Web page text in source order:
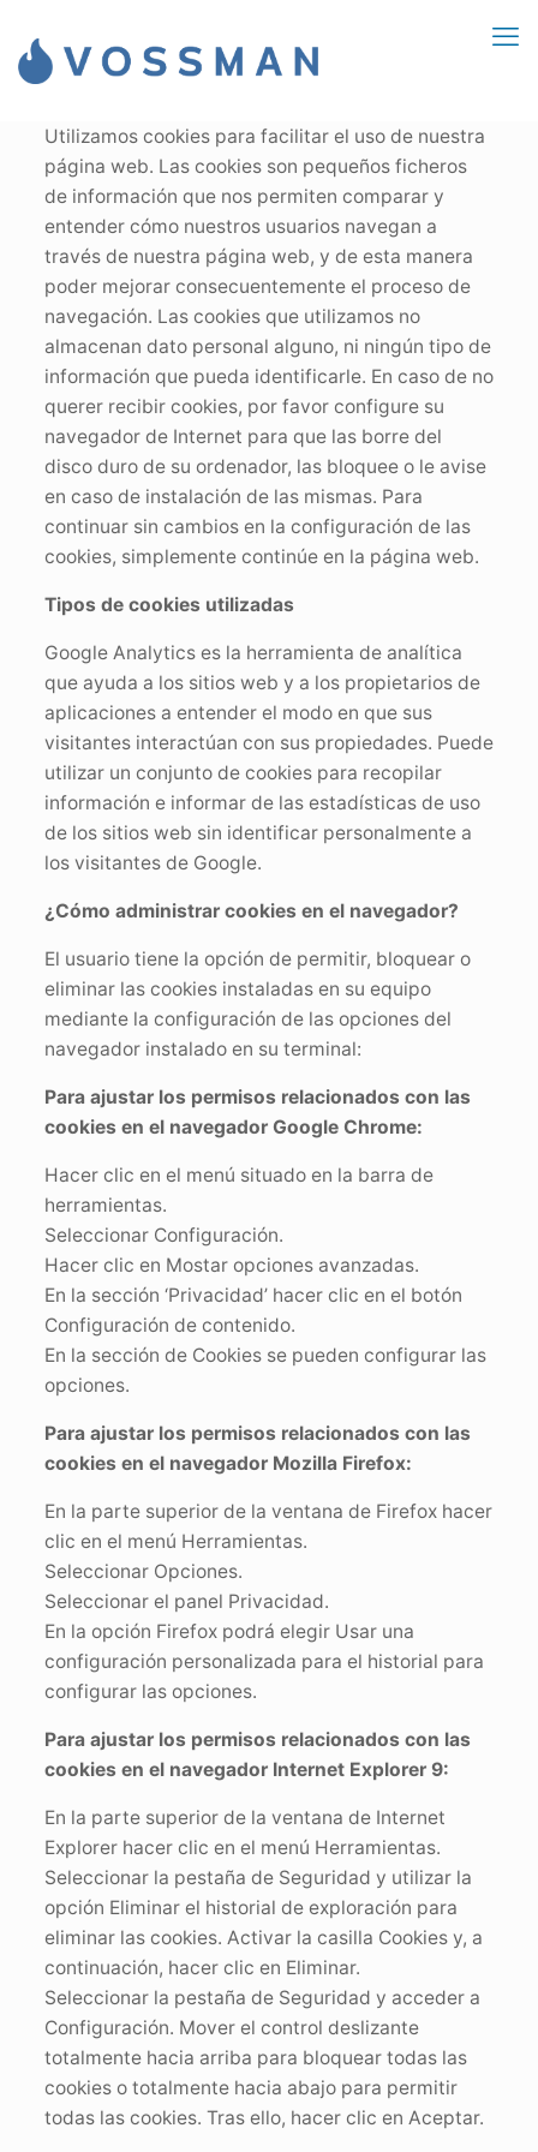
Utilizamos cookies para facilitar el uso de nuestra
página web. Las cookies son pequeños ficheros
de información que nos permiten comparar y
entender cómo nuestros usuarios navegan a
través de nuestra página web, y de esta manera
poder mejorar consecuentemente el proceso de
navegación. Las cookies que utilizamos no
almacenan dato personal alguno, ni ningún tipo de
información que pueda identificarle. En caso de no
querer recibir cookies, por favor configure su
navegador de Internet para que las borre del
disco duro de su ordenador, las bloquee o le avise
en caso de instalación de las mismas. Para
continuar sin cambios en la configuración de las
cookies, simplemente continúe en la página web.
Tipos de cookies utilizadas
Google Analytics es la herramienta de analítica
que ayuda a los sitios web y a los propietarios de
aplicaciones a entender el modo en que sus
visitantes interactúan con sus propiedades. Puede
utilizar un conjunto de cookies para recopilar
información e informar de las estadísticas de uso
de los sitios web sin identificar personalmente a
los visitantes de Google.
¿Cómo administrar cookies en el navegador?
El usuario tiene la opción de permitir, bloquear o
eliminar las cookies instaladas en su equipo
mediante la configuración de las opciones del
navegador instalado en su terminal:
Para ajustar los permisos relacionados con las
cookies en el navegador Google Chrome:
Hacer clic en el menú situado en la barra de
herramientas.
Seleccionar Configuración.
Hacer clic en Mostar opciones avanzadas.
En la sección ‘Privacidad’ hacer clic en el botón
Configuración de contenido.
En la sección de Cookies se pueden configurar las
opciones.
Para ajustar los permisos relacionados con las
cookies en el navegador Mozilla Firefox:
En la parte superior de la ventana de Firefox hacer
clic en el menú Herramientas.
Seleccionar Opciones.
Seleccionar el panel Privacidad.
En la opción Firefox podrá elegir Usar una
configuración personalizada para el historial para
configurar las opciones.
Para ajustar los permisos relacionados con las
cookies en el navegador Internet Explorer 9:
En la parte superior de la ventana de Internet
Explorer hacer clic en el menú Herramientas.
Seleccionar la pestaña de Seguridad y utilizar la
opción Eliminar el historial de exploración para
eliminar las cookies. Activar la casilla Cookies y, a
continuación, hacer clic en Eliminar.
Seleccionar la pestaña de Seguridad y acceder a
Configuración. Mover el control deslizante
totalmente hacia arriba para bloquear todas las
cookies o totalmente hacia abajo para permitir
todas las cookies. Tras ello, hacer clic en Aceptar.